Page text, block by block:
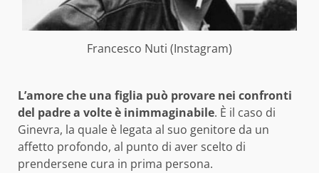
Francesco Nuti (Instagram)
L’amore che una figlia può provare nei confronti
del padre a volte è inimmaginabile. È il caso di
Ginevra, la quale è legata al suo genitore da un
affetto profondo, al punto di aver scelto di
prendersene cura in prima persona.